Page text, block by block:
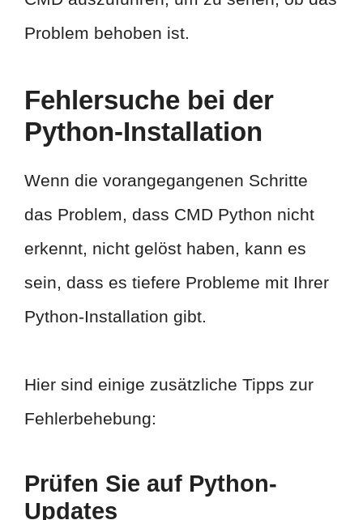
Problem behoben ist.
Fehlersuche bei der
Python-Installation
Wenn die vorangegangenen Schritte
das Problem, dass CMD Python nicht
erkennt, nicht gelöst haben, kann es
sein, dass es tiefere Probleme mit Ihrer
Python-Installation gibt.
Hier sind einige zusätzliche Tipps zur
Fehlerbehebung:
Prüfen Sie auf Python-
Updates